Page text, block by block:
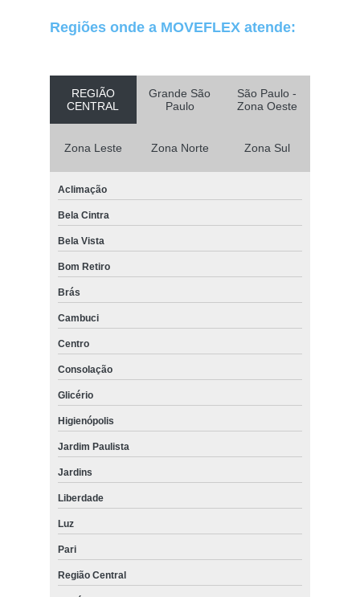
Regiões onde a MOVEFLEX atende:
REGIÃO
CENTRAL
Grande São
Paulo
São Paulo -
Zona Oeste
Zona Leste Zona Norte Zona Sul
Aclimação
Bela Cintra
Bela Vista
Bom Retiro
Brás
Cambuci
Centro
Consolação
Glicério
Higienópolis
Jardim Paulista
Jardins
Liberdade
Luz
Pari
Região Central